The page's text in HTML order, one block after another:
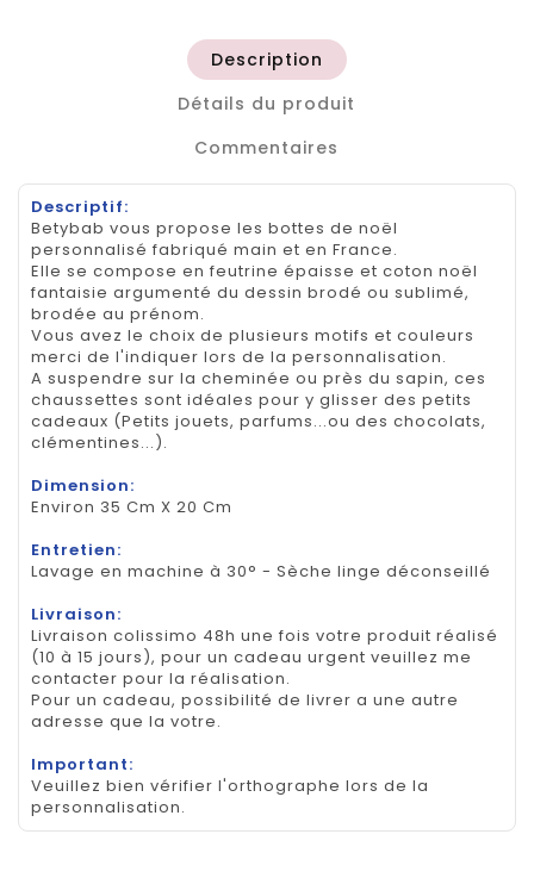
Description
Détails du produit
Commentaires
Descriptif:
Betybab vous propose les bottes de noël
personnalisé fabriqué main et en France.
Elle se compose en feutrine épaisse et coton noël
fantaisie argumenté du dessin brodé ou sublimé,
brodée au prénom.
Vous avez le choix de plusieurs motifs et couleurs
merci de l'indiquer lors de la personnalisation.
A suspendre sur la cheminée ou près du sapin, ces
chaussettes sont idéales pour y glisser des petits
cadeaux (Petits jouets, parfums...ou des chocolats,
clémentines...).
Dimension:
Environ 35 Cm X 20 Cm
Entretien:
Lavage en machine à 30° - Sèche linge déconseillé
Livraison:
Livraison colissimo 48h une fois votre produit réalisé
(10 à 15 jours), pour un cadeau urgent veuillez me
contacter pour la réalisation.
Pour un cadeau, possibilité de livrer a une autre
adresse que la votre.
Important:
Veuillez bien vérifier l'orthographe lors de la
personnalisation.